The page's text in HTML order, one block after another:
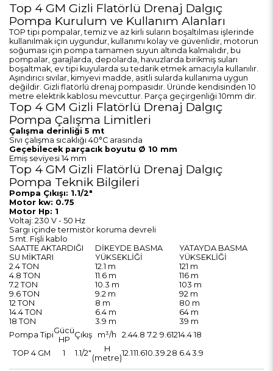
Top 4 GM Gizli Flatörlü Drenaj Dalgıç
Pompa Kurulum ve Kullanım Alanları
TOP tipi pompalar, temiz ve az kirli suların boşaltılması işlerinde
kullanılmak için uygundur, kullanımı kolay ve güvenlidir, motorun
soğuması için pompa tamamen suyun altında kalmalıdır, bu
pompalar, garajlarda, depolarda, havuzlarda birikmiş suları
boşaltmak, ev tipi kuyularda su tedarik etmek amacıyla kullanılır.
Aşındırıcı sıvılar, kimyevi madde, asitli sularda kullanıma uygun
değildir. Gizli flatörlü drenaj pompasıdır. Üründe kendisinden 10
metre elektrik kablosu mevcuttur. Parça geçirgenliği 10mm dir.
Top 4 GM Gizli Flatörlü Drenaj Dalgıç
Pompa Çalışma Limitleri
Çalışma derinliği 5 mt
Sıvı çalışma sıcaklığı 40°C arasında
Geçebilecek parçacık boyutu Ø 10 mm
Emiş seviyesi 14 mm
Top 4 GM Gizli Flatörlü Drenaj Dalgıç
Pompa Teknik Bilgileri
Pompa Çıkışı: 1.1/2"
Motor kw: 0.75
Motor Hp: 1
Voltaj: 230 V - 50 Hz
Sargı içinde termistör koruma devreli
5 mt. Fişli kablo
SAATTE AKTARDIĞI
SU MİKTARI
DİKEYDE BASMA
YÜKSEKLİĞİ
YATAYDA BASMA
YÜKSEKLİĞİ
2.4 TON
12.1 m
121 m
4.8 TON
11.6 m
116 m
7.2 TON
10.3 m
103 m
9.6 TON
9.2 m
92 m
12 TON
8 m
80 m
14.4 TON
6.4 m
64 m
18 TON
3.9 m
39 m
Pompa TipiGücü
HP
Çıkış m³/h 2.44.8 7.2 9.61214.4 18
TOP 4 GM
1 1.1/2"
H
(metre)
12.111.610.39.28 6.43.9